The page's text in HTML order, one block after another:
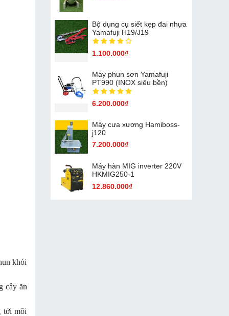
khói
cây ăn
tới môi
Bộ dụng cụ siết kẹp đai nhựa
Yamafuji H19/J19
1.100.000₫
Máy phun sơn Yamafuji
PT990 (INOX siêu bền)
6.200.000₫
Máy cưa xương Hamiboss-
j120
7.200.000₫
Máy hàn MIG inverter 220V
HKMIG250-1
12.860.000₫